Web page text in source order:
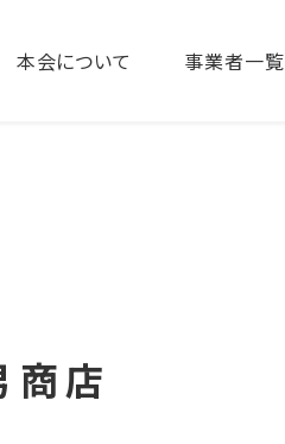
本会について 事業者一覧
商店